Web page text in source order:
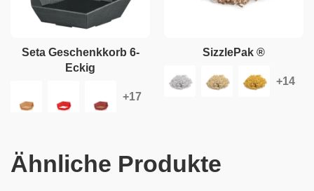
Seta Geschenkkorb 6-
Eckig
SizzlePak ®
Ähnliche Produkte